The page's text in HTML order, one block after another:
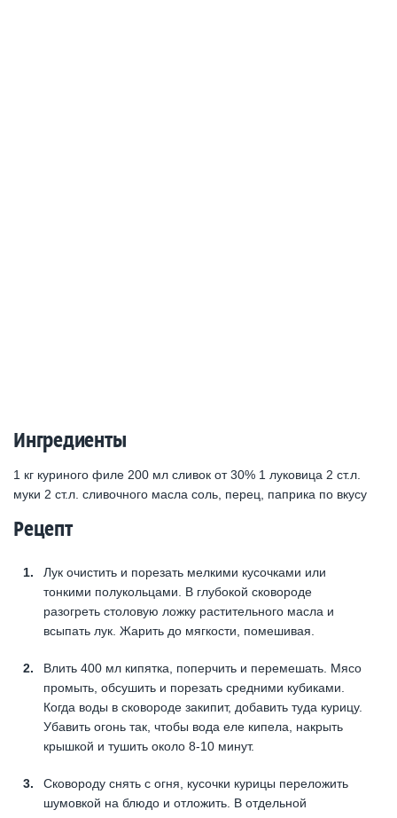
Ингредиенты
1 кг куриного филе 200 мл сливок от 30% 1 луковица 2 ст.л.
муки 2 ст.л. сливочного масла соль, перец, паприка по вкусу
Рецепт
Лук очистить и порезать мелкими кусочками или
тонкими полукольцами. В глубокой сковороде
разогреть столовую ложку растительного масла и
всыпать лук. Жарить до мягкости, помешивая.
Влить 400 мл кипятка, поперчить и перемешать. Мясо
промыть, обсушить и порезать средними кубиками.
Когда воды в сковороде закипит, добавить туда курицу.
Убавить огонь так, чтобы вода еле кипела, накрыть
крышкой и тушить около 8-10 минут.
Сковороду снять с огня, кусочки курицы переложить
шумовкой на блюдо и отложить. В отдельной